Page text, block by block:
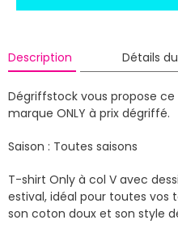
Description Détails
Dégriffstock vous propose
marque ONLY à prix dégriffé.
Saison : Toutes saisons
T-shirt Only à col V avec
estival, idéal pour toutes vos
son coton doux et son style